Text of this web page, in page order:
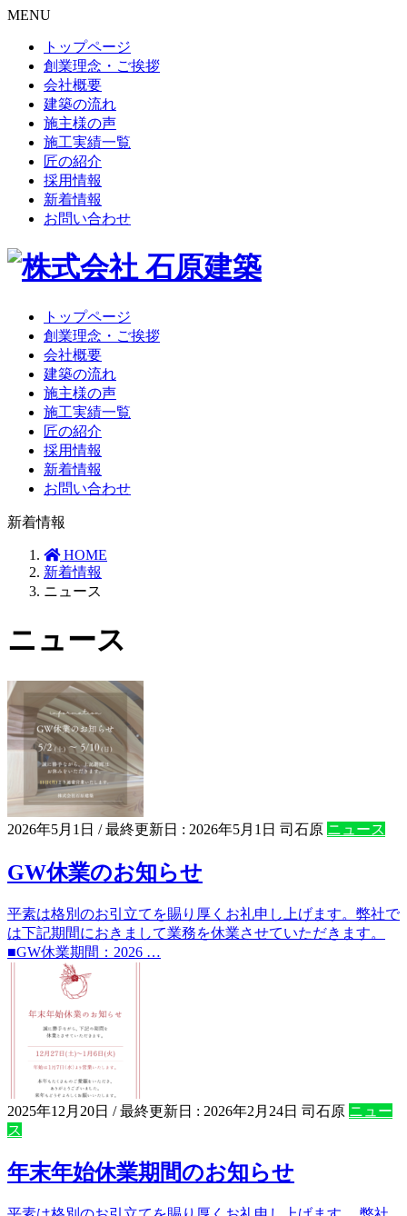
MENU
トップページ
創業理念・ご挨拶
会社概要
建築の流れ
施主様の声
施工実績一覧
匠の紹介
採用情報
新着情報
お問い合わせ
トップページ
創業理念・ご挨拶
会社概要
建築の流れ
施主様の声
施工実績一覧
匠の紹介
採用情報
新着情報
お問い合わせ
新着情報
HOME
新着情報
ニュース
ニュース
2026年5月1日 / 最終更新日 : 2026年5月1日 司石原 ニュース
GW休業のお知らせ
平素は格別のお引立てを賜り厚くお礼申し上げます。弊社で
は下記期間におきまして業務を休業させていただきます。
■GW休業期間：2026 …
2025年12月20日 / 最終更新日 : 2026年2月24日 司石原 ニュー
ス
年末年始休業期間のお知らせ